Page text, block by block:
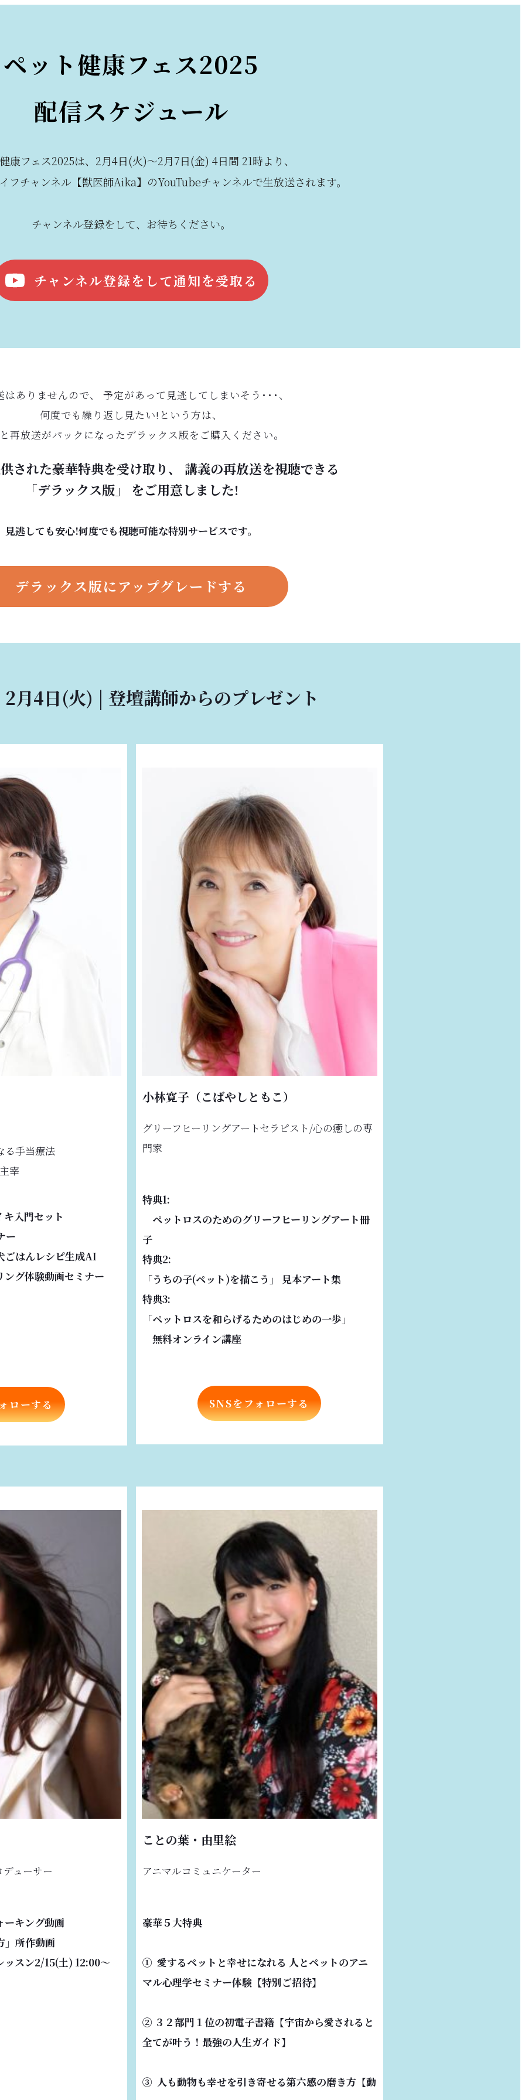
ペット健康フェス2025
配信スケジュール
康フェス2025は、2月4日(火)〜2月7日(金) 4日間 21時より、
フチャンネル【獣医師Aika】のYouTubeチャンネルで生放送されます。
チャンネル登録をして、お待ちください。
チャンネル登録をして通知を受取る
はありませんので、 予定があって見逃してしまいそう･･･、
何度でも繰り返し見たい!という方は、
再放送がパックになったデラックス版をご購入ください。
された豪華特典を受け取り、 講義の再放送を視聴できる
「デラックス版」 をご用意しました!
見逃しても安心!何度でも視聴可能な特別サービスです。
デラックス版にアップグレードする
月4日(火) | 登壇講師からのプレゼント
る手当療法
宰
入門セット
ー
はんレシピ生成AI
ング体験動画セミナー
ローする
小林寛子（こばやしともこ）
グリーフヒーリングアートセラピスト/心の癒しの専
門家
特典1:
ペットロスのためのグリーフヒーリングアート冊
子
特典2:
「うちの子(ペット)を描こう」 見本アート集
特典3:
「ペットロスを和らげるためのはじめの一歩」
無料オンライン講座
SNSをフォローする
ューサー
ーキング動画
所作動画
ッスン2/15(土) 12:00〜
ことの葉・由里絵
アニマルコミュニケーター
豪華５大特典
① 愛するペットと幸せになれる 人とペットのアニ
マル心理学セミナー体験【特別ご招待】
② ３２部門１位の初電子書籍【宇宙から愛されると
全てが叶う！最強の人生ガイド】
③ 人も動物も幸せを引き寄せる第六感の磨き方【動